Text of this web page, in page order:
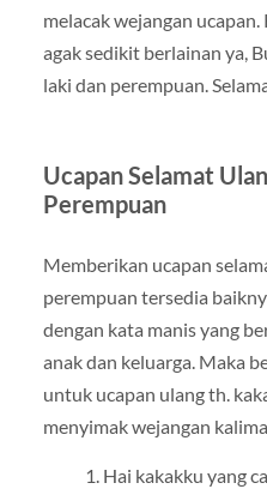
melacak wejangan
agak sedikit berlainan ya,
laki dan perempuan.
Ucapan Selamat
Perempuan
Memberikan ucapan
perempuan tersedia
dengan kata manis yang
anak dan keluarga. Maka
untuk ucapan ulang th.
menyimak wejangan
Hai kakakku yang